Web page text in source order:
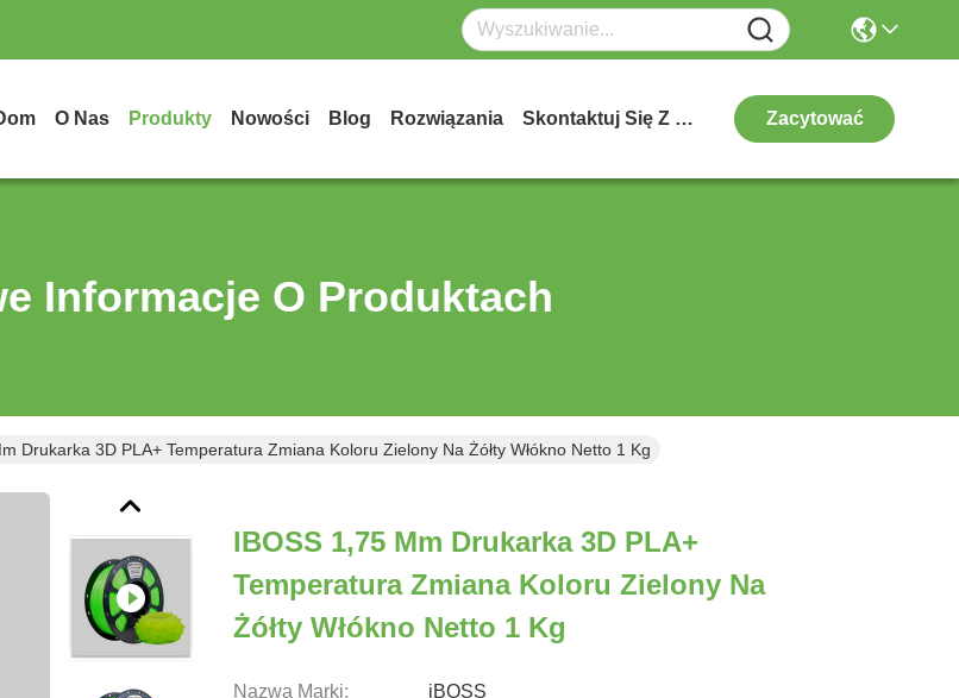
O Nas Produkty Nowości Blog Rozwiązania Skontaktuj Się Z Nami Zacytować
Informacje O Produktach
Drukarka 3D PLA+ Temperatura Zmiana Koloru Zielony Na Żółty Włókno Netto 1 Kg
IBOSS 1,75 Mm Drukarka 3D PLA+
Temperatura Zmiana Koloru Zielony Na
Żółty Włókno Netto 1 Kg
Nazwa Marki: iBOSS